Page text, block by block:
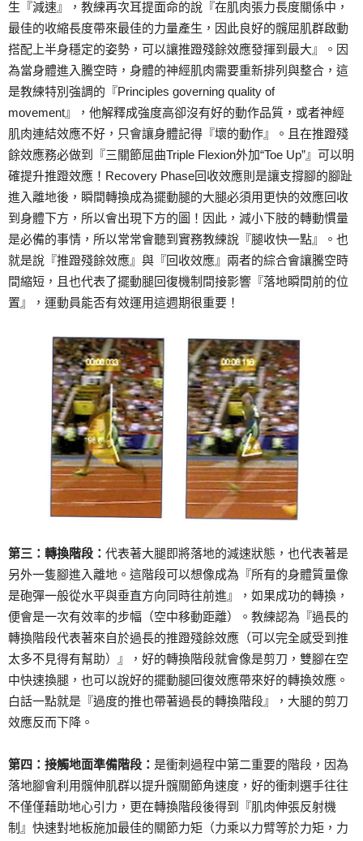
生『減速』，教練再次耳提面命的說『在肌肉張力長度關係中，
最佳的收縮長度帶來最佳的力量產生，因此良好的髖屈肌群啟動
搭配上半身穩定的姿勢，可以讓推蹬殘餘效應發揮到最大』。因
為當身體進入騰空時，身體的神經肌肉需要重新排列與整合，這
是教練特別強調的『Principles governing quality of
movement』，他解釋成強度高卻沒有好的動作品質，或者神經
肌肉連結效應不好，只會讓身體記得『壞的動作』。且在推蹬殘
餘效應務必做到『三關節屈曲Triple Flexion外加“Toe Up”』可以明
確提升推蹬效應！Recovery Phase回收效應則是讓支撐腳的腳趾
進入離地後，瞬間轉換成為擺動腿的大腿必須用更快的效應回收
到身體下方，所以會出現下方的圖！因此，減小下肢的轉動慣量
是必備的事情，所以常常會聽到實務教練說『腿收快一點』。也
就是說『推蹬殘餘效應』與『回收效應』兩者的綜合會讓騰空時
間縮短，且也代表了擺動腿回復機制間接影響『落地瞬間前的位
置』，運動員能否有效運用這週期很重要！
第三：轉換階段： 代表著大腿即將落地的減速狀態，也代表著是
另外一隻腳進入離地。這階段可以想像成為『所有的身體質量像
是砲彈一般從水平與垂直方向同時往前進』，如果成功的轉換，
便會是一次有效率的步幅（空中移動距離）。教練認為『過長的
轉換階段代表著來自於過長的推蹬殘餘效應（可以完全感受到推
太多不見得有幫助）』，好的轉換階段就會像是剪刀，雙腳在空
中快速換腿，也可以說好的擺動腿回復效應帶來好的轉換效應。
白話一點就是『過度的推也帶著過長的轉換階段』，大腿的剪刀
效應反而下降。
第四：接觸地面準備階段： 是衝刺過程中第二重要的階段，因為
落地腳會利用髖伸肌群以提升髖關節角速度，好的衝刺選手往往
不僅僅藉助地心引力，更在轉換階段後得到『肌肉伸張反射機
制』快速對地板施加最佳的關節力矩（力乘以力臂等於力矩，力